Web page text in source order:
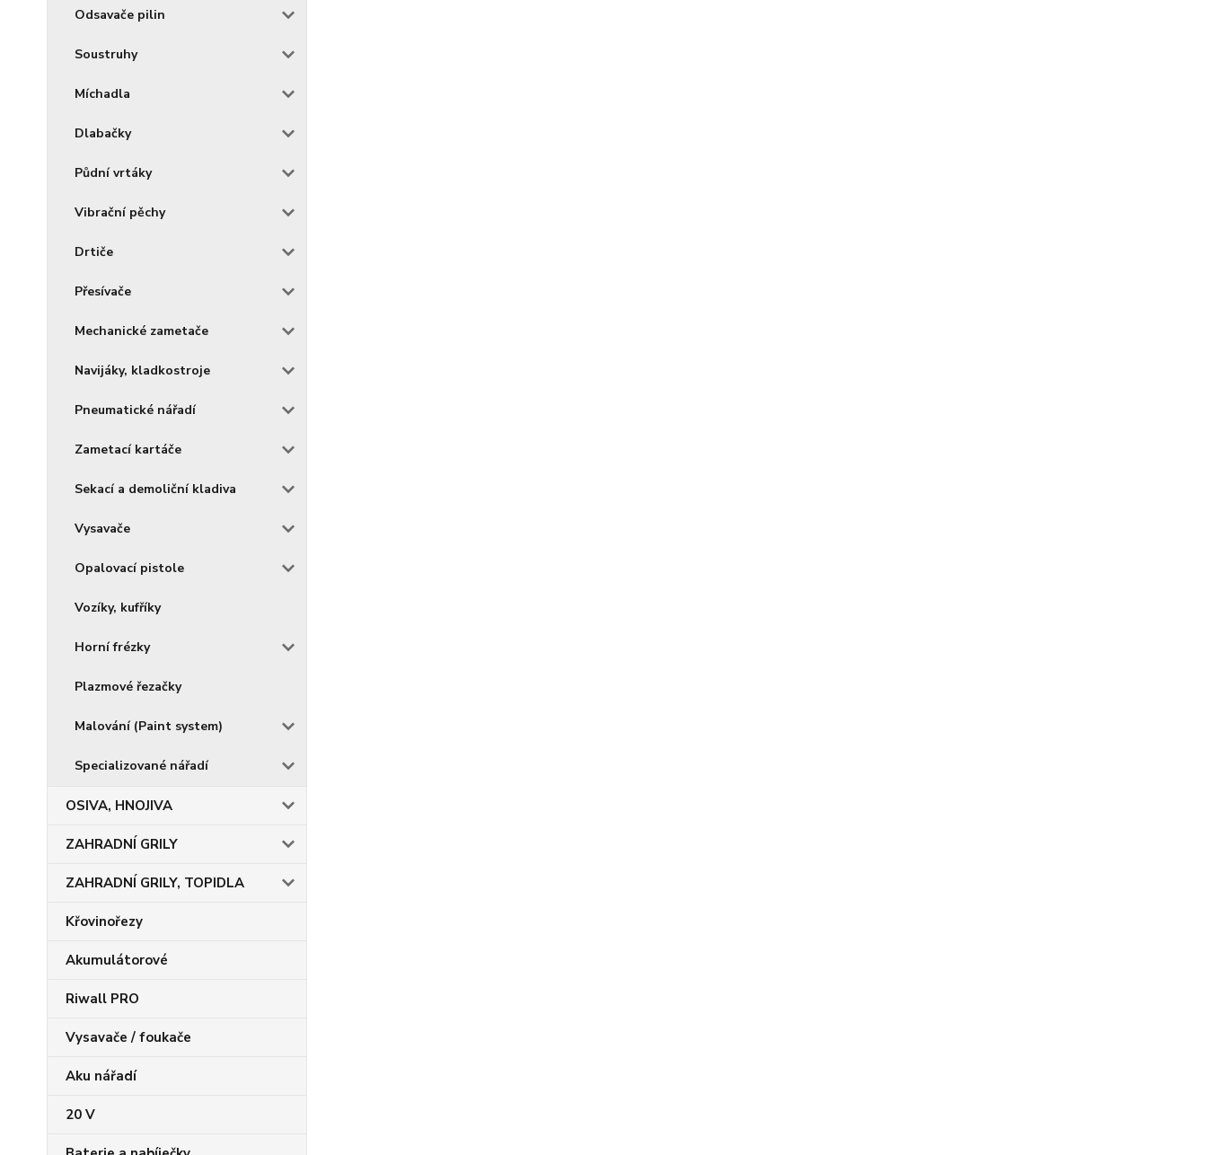
Odsavače pilin
Soustruhy
Míchadla
Dlabačky
Půdní vrtáky
Vibrační pěchy
Drtiče
Přesívače
Mechanické zametače
Navijáky, kladkostroje
Pneumatické nářadí
Zametací kartáče
Sekací a demoliční kladiva
Vysavače
Opalovací pistole
Vozíky, kufříky
Horní frézky
Plazmové řezačky
Malování (Paint system)
Specializované nářadí
OSIVA, HNOJIVA
ZAHRADNÍ GRILY
ZAHRADNÍ GRILY, TOPIDLA
Křovinořezy
Akumulátorové
Riwall PRO
Vysavače / foukače
Aku nářadí
20 V